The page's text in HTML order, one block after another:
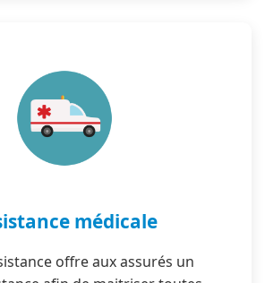
médicale
offre aux assurés un